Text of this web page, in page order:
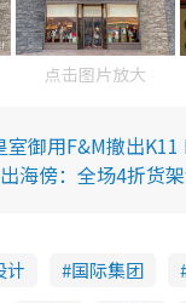
点击图片放大
御用F&M撤出K11
海傍：全场4折货
计 国际集团